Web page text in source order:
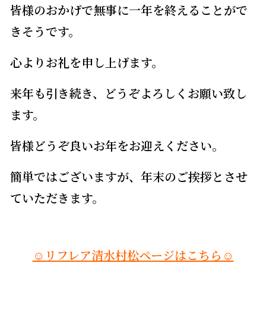
皆様のおかげで無事に一年を終えることがで
きそうです。
心よりお礼を申し上げます。
来年も引き続き、どうぞよろしくお願い致し
ます。
皆様どうぞ良いお年をお迎えください。
簡単ではございますが、年末のご挨拶とさせ
ていただきます。
☺リフレア清水村松ページはこちら☺